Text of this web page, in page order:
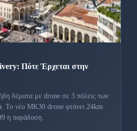
Πότε Έρχεται στην
δέματα με drone σε 3 πόλεις των
νέο MK30 drone φτάνει 24km
η παράδοση.